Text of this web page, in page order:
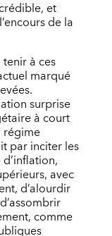
et
de la
à ces
marqué
surprise
à court
régime
par inciter les
avec
d’alourdir
comme